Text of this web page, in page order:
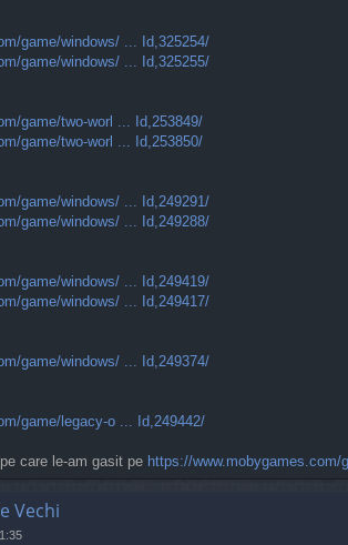
game/windows/ ... Id,325254/
game/windows/ ... Id,325255/
game/two-worl ... Id,253849/
game/two-worl ... Id,253850/
game/windows/ ... Id,249291/
game/windows/ ... Id,249288/
game/windows/ ... Id,249419/
game/windows/ ... Id,249417/
game/windows/ ... Id,249374/
game/legacy-o ... Id,249442/
care le-am gasit pe https://www.mobygames.com/
Vechi